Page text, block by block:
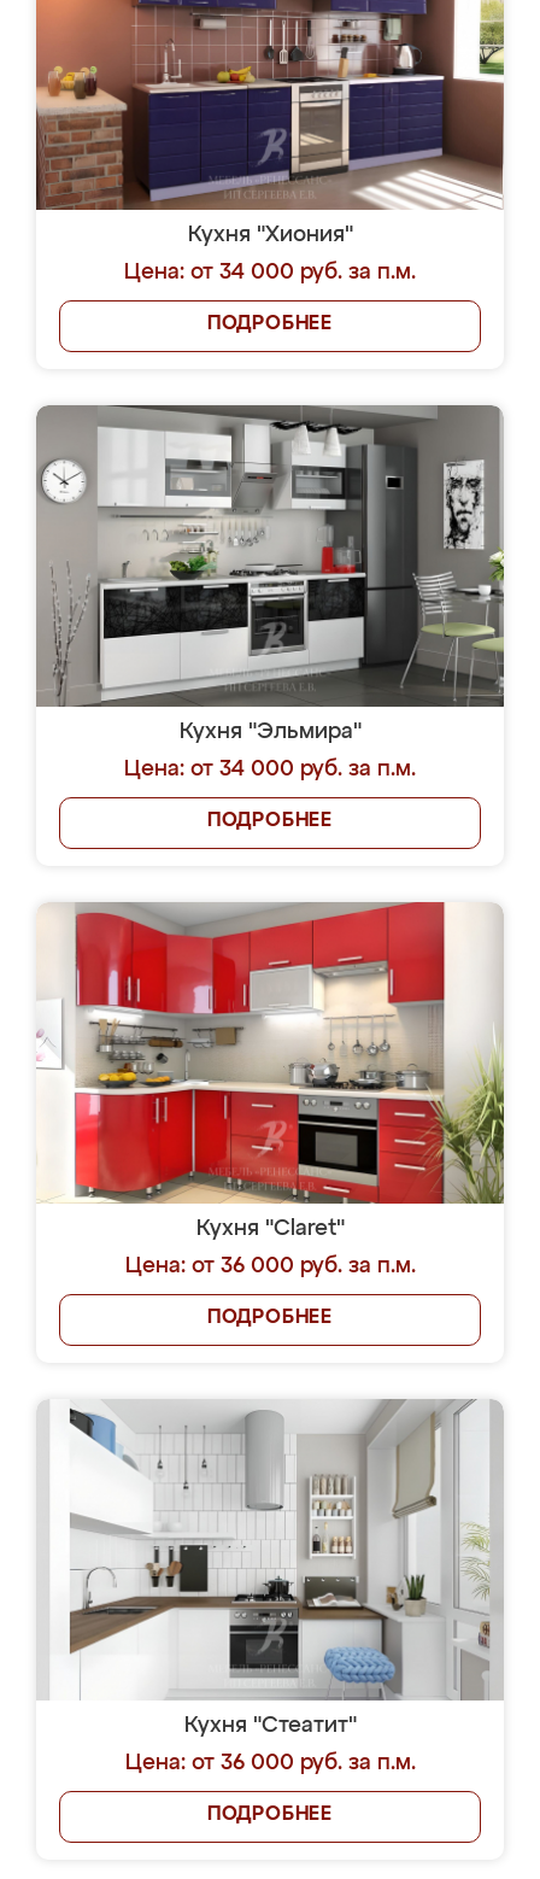
Кухня "Хиония"
Цена: от 34 000 руб. за п.м.
ПОДРОБНЕЕ
Кухня "Эльмира"
Цена: от 34 000 руб. за п.м.
ПОДРОБНЕЕ
Кухня "Claret"
Цена: от 36 000 руб. за п.м.
ПОДРОБНЕЕ
Кухня "Стеатит"
Цена: от 36 000 руб. за п.м.
ПОДРОБНЕЕ